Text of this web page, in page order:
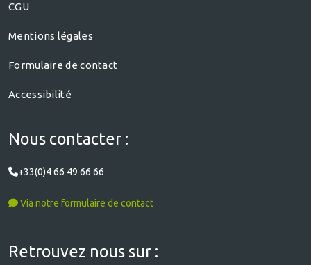
CGU
Mentions légales
Formulaire de contact
Accessibilité
Nous contacter :
+33(0)4 66 49 66 66
Via notre formulaire de contact
Retrouvez nous sur :